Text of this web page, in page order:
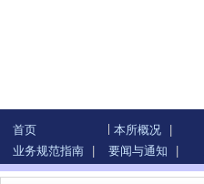
首页 本所概况
业务规范指南
要闻与通知